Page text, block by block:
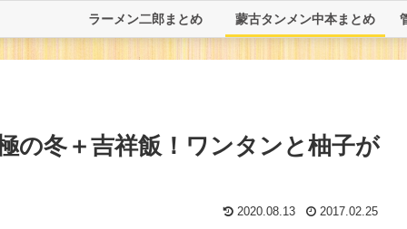
ラーメン二郎まとめ 蒙古タンメン中本まとめ
の冬＋吉祥飯！ワンタンと柚子が
2020.08.13 2017.02.25